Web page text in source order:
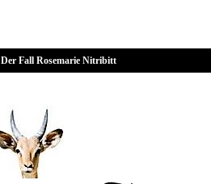
Der Fall Rosemarie Nitribitt